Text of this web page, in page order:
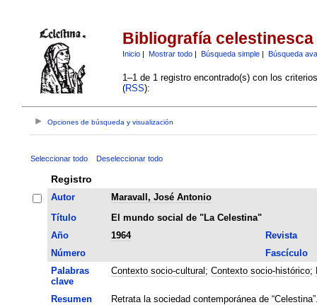
Bibliografía celestinesca
Inicio| Mostrar todo| Búsqueda simple| Búsqueda
1–1 de 1 registro encontrado(s) con los
(RSS):
Opciones de búsqueda y visualización
Seleccionar todo Deseleccionar todo
Registro
Autor
Maravall, José Antonio
Título
El mundo social de "La Celestina"
Año
1964
Revista
Número
Fascículo
Palabras
clave
Contexto socio-cultural ; Contexto socio-histórico;
Resumen
Retrata la sociedad contemporánea de